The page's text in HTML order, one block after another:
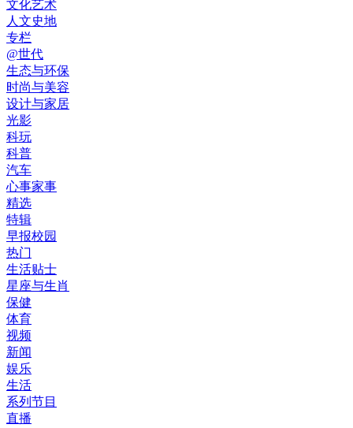
文化艺术
人文史地
专栏
@世代
生态与环保
时尚与美容
设计与家居
光影
科玩
科普
汽车
心事家事
精选
特辑
早报校园
热门
生活贴士
星座与生肖
保健
体育
视频
新闻
娱乐
生活
系列节目
直播